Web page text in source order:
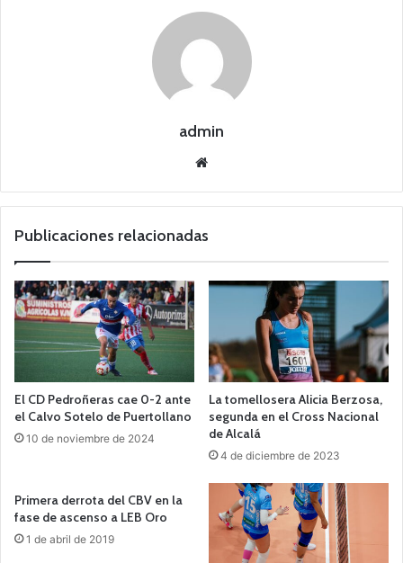
admin
we
Publicaciones relacionadas
El CD Pedroñeras cae 0-2 ante
el Calvo Sotelo de Puertollano
10 de noviembre de 2024
La tomellosera Alicia Berzosa,
segunda en el Cross Nacional
de Alcalá
4 de diciembre de 2023
Primera derrota del CBV en la
fase de ascenso a LEB Oro
1 de abril de 2019